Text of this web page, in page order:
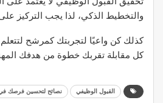
والتخطيط الذكي، لذا يجب التركيز
كذلك كن واعيًا لتجربتك كمرشح
كل مقابلة تقربك خطوة من هدفك
القبول الوظيفي نصائح لتحسين فرصك في